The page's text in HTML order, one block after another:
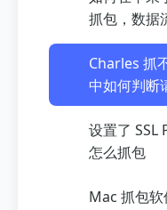
抓包，数据
Charles 抓
中如何判断
设置了 SSL
怎么抓包
Mac 抓包软